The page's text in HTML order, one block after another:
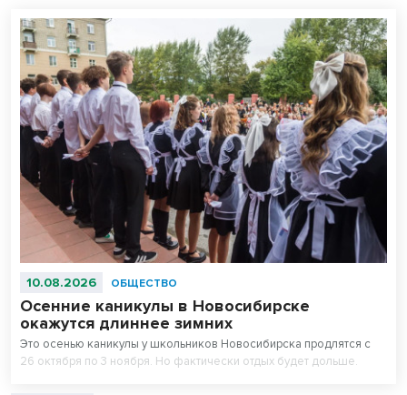
10.08.2026 ОБЩЕСТВО
Осенние каникулы в Новосибирске
окажутся длиннее зимних
Это осенью каникулы у школьников Новосибирска продлятся с
26 октября по 3 ноября. Но фактически отдых будет дольше.